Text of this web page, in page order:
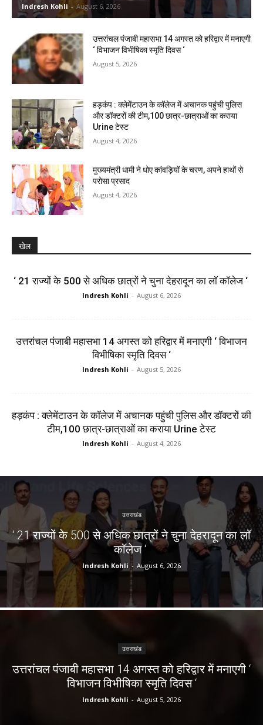
Indresh Kohli - August 6, 2026
उत्तरांचल पंजाबी महासभा 14 अगस्त को हरिद्वार में मनाएगी
‘ विभाजन विभीषिका स्मृति दिवस ‘
August 5, 2026
हड़कंप : क्लेमेंटाउन के कॉलेज में अचानक पहुंची पुलिस
और डॉक्टरों की टीम,100 छात्र-छात्राओं का कराया
Urine टेस्ट
August 4, 2026
मुख्यमंत्री धामी ने धोए कांवड़ियों के चरण, अपने हाथों से
परोसा प्रसाद
August 4, 2026
खेल
‘ 21 राज्यों के 500 से अधिक छात्रों ने चुना देहरादून का लाॅ काॅलेज ‘
Indresh Kohli - August 6, 2026
उत्तरांचल पंजाबी महासभा 14 अगस्त को हरिद्वार में मनाएगी ‘ विभाजन
विभीषिका स्मृति दिवस ‘
Indresh Kohli - August 5, 2026
हड़कंप : क्लेमेंटाउन के कॉलेज में अचानक पहुंची पुलिस और डॉक्टरों की
टीम,100 छात्र-छात्राओं का कराया Urine टेस्ट
Indresh Kohli - August 4, 2026
उत्तराखंड
‘ 21 राज्यों के 500 से अधिक छात्रों ने चुना देहरादून का लाॅ
काॅलेज ‘
Indresh Kohli - August 6, 2026
उत्तराखंड
उत्तरांचल पंजाबी महासभा 14 अगस्त को हरिद्वार में मनाएगी ‘
विभाजन विभीषिका स्मृति दिवस ‘
Indresh Kohli - August 5, 2026